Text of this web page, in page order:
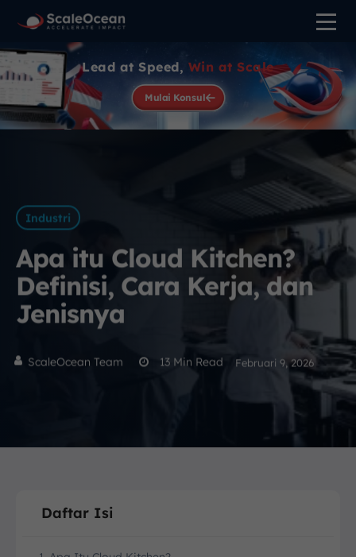
Lead at Speed, Win at Scale
Mulai Konsul
Industri
Apa itu Cloud Kitchen?
Definisi, Cara Kerja, dan
Jenisnya
ScaleOcean Team 13 Min Read Februari 9, 2026
Daftar Isi